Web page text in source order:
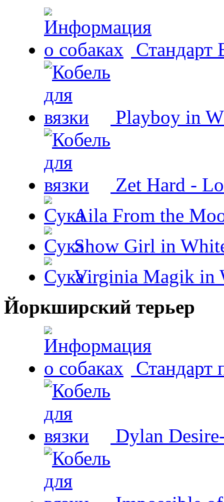
Стандарт
Playboy in
Zet Hard -
Aila From the
Show Girl in
Virginia Magik in
Йоркширский терьер
Dylan